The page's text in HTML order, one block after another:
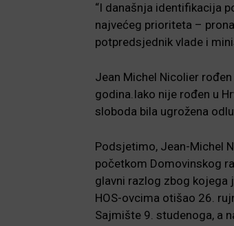
“I današnja identifikacija
najvećeg prioriteta –
potpredsjednik vlade i
Jean Michel Nicolier
godina.Iako nije rođen u
sloboda bila ugrožena
Podsjetimo, Jean-Michel
početkom Domovinskog
glavni razlog zbog kojega
HOS-ovcima otišao 26.
Sajmište 9. studenoga, a